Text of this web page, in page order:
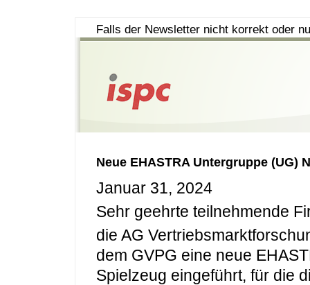
Falls der Newsletter nicht korrekt oder
Neue EHASTRA Untergruppe (UG)
Januar 31, 2024
Sehr geehrte teilnehmende
die AG
dem GVPG eine neue
Spielzeug eingeführt, für die